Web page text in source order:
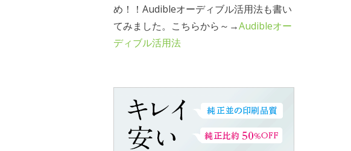
め！！Audibleオーディブル活用法も書い
てみました。こちらから～→Audibleオー
ディブル活用法